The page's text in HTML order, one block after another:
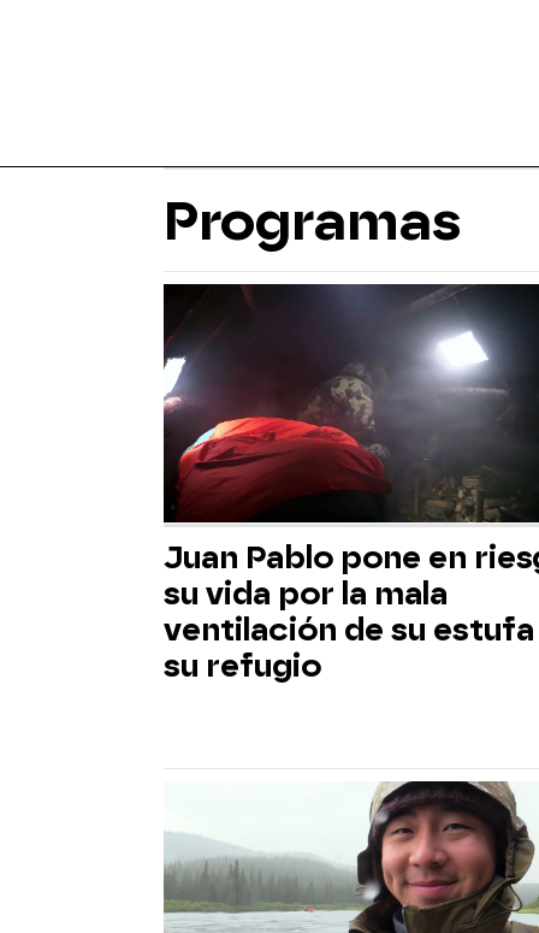
Programas
Juan Pablo pone en
su vida por la mala
ventilación de su estufa
su refugio